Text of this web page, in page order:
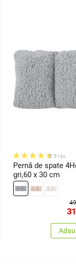
514x
Pernă de spate
gri,60 x 30 cm